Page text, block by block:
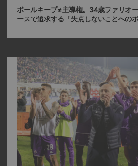
ボールキープ≠主導権。34歳ファリオ
ースで追求する「失点しないことへの